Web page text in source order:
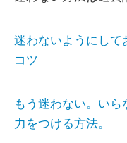
迷わないようにして
コツ
もう迷わない。い
力をつける方法。